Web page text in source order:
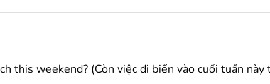
this weekend? (Còn việc đi biển vào cuối tuần này